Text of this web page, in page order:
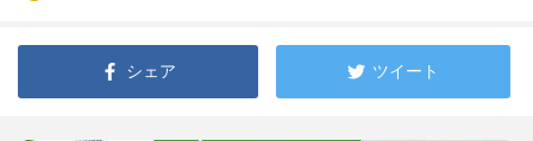
シェア ツイート